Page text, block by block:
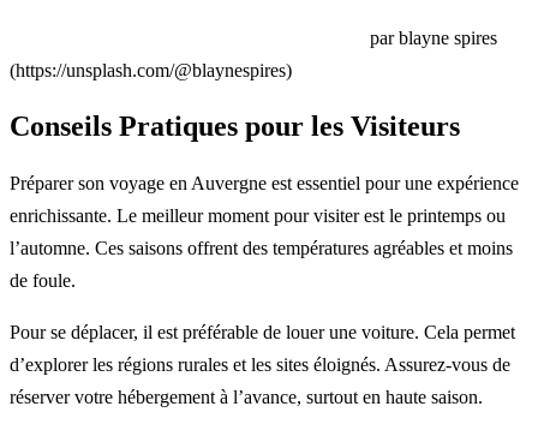
par blayne spires
(https://unsplash.com/@blaynespires)
Conseils Pratiques pour les Visiteurs
Préparer son voyage en Auvergne est essentiel pour une expérience
enrichissante. Le meilleur moment pour visiter est le printemps ou
l’automne. Ces saisons offrent des températures agréables et moins
de foule.
Pour se déplacer, il est préférable de louer une voiture. Cela permet
d’explorer les régions rurales et les sites éloignés. Assurez-vous de
réserver votre hébergement à l’avance, surtout en haute saison.